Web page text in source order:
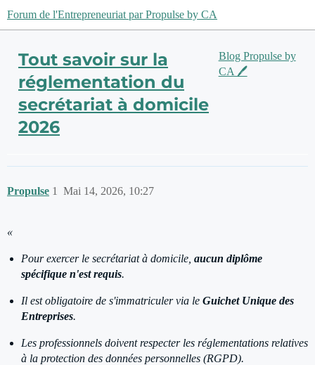
Forum de l'Entrepreneuriat par Propulse by CA
Tout savoir sur la
réglementation du
secrétariat à domicile
2026
Blog Propulse by
CA 🖊️
Propulse Mai 14, 2026, 10:27
1
«
Pour exercer le secrétariat à domicile, aucun diplôme
spécifique n'est requis.
Il est obligatoire de s'immatriculer via le Guichet Unique des
Entreprises.
Les professionnels doivent respecter les réglementations relatives
à la protection des données personnelles (RGPD).